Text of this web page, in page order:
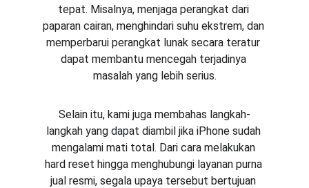
tepat. Misalnya, menjaga perangkat dari
paparan cairan, menghindari suhu ekstrem, dan
memperbarui perangkat lunak secara teratur
dapat membantu mencegah terjadinya
masalah yang lebih serius.
Selain itu, kami juga membahas langkah-
langkah yang dapat diambil jika iPhone sudah
mengalami mati total. Dari cara melakukan
hard reset hingga menghubungi layanan purna
jual resmi, segala upaya tersebut bertujuan